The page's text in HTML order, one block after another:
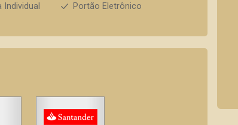
Individual Portão Eletrônico